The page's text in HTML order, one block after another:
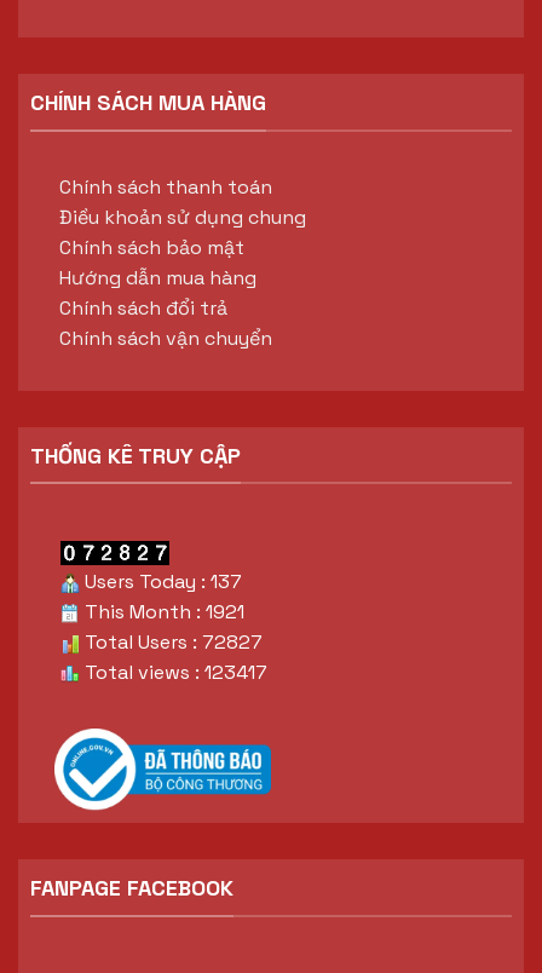
CHÍNH SÁCH MUA HÀNG
Chính sách thanh toán
Điều khoản sử dụng chung
Chính sách bảo mật
Hướng dẫn mua hàng
Chính sách đổi trả
Chính sách vận chuyển
THỐNG KÊ TRUY CẬP
Users Today : 137
This Month : 1921
Total Users : 72827
Total views : 123417
FANPAGE FACEBOOK